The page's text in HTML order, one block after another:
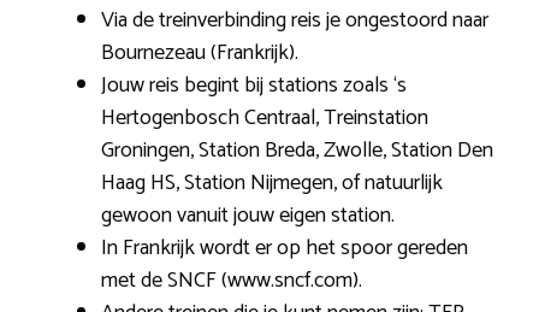
Via de treinverbinding reis je ongestoord naar
Bournezeau (Frankrijk).
Jouw reis begint bij stations zoals ‘s
Hertogenbosch Centraal, Treinstation
Groningen, Station Breda, Zwolle, Station Den
Haag HS, Station Nijmegen, of natuurlijk
gewoon vanuit jouw eigen station.
In Frankrijk wordt er op het spoor gereden
met de SNCF (www.sncf.com).